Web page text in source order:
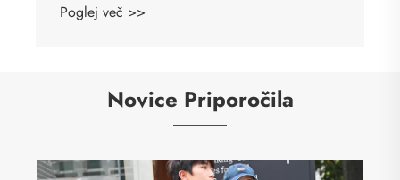
Poglej več >>
Novice Priporočila